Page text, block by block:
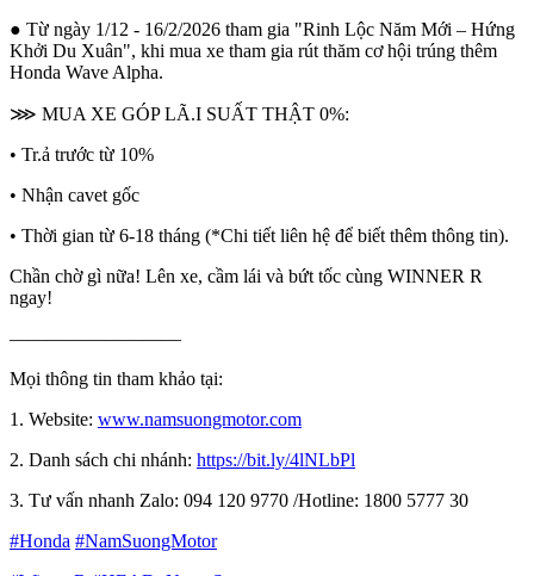
● Từ ngày 1/12 - 16/2/2026 tham gia "Rinh Lộc Năm Mới – Hứng
Khởi Du Xuân", khi mua xe tham gia rút thăm cơ hội trúng thêm
Honda Wave Alpha.
⋙ MUA XE GÓP LÃ.I SUẤT THẬT 0%:
• Tr.ả trước từ 10%
• Nhận cavet gốc
• Thời gian từ 6-18 tháng (*Chi tiết liên hệ để biết thêm thông tin).
Chần chờ gì nữa! Lên xe, cầm lái và bứt tốc cùng WINNER R
ngay!​
—————————
Mọi thông tin tham khảo tại:
1. Website: www.namsuongmotor.com
2. Danh sách chi nhánh: https://bit.ly/4lNLbPl
3. Tư vấn nhanh Zalo: 094 120 9770 /Hotline: 1800 5777 30
#Honda #NamSuongMotor